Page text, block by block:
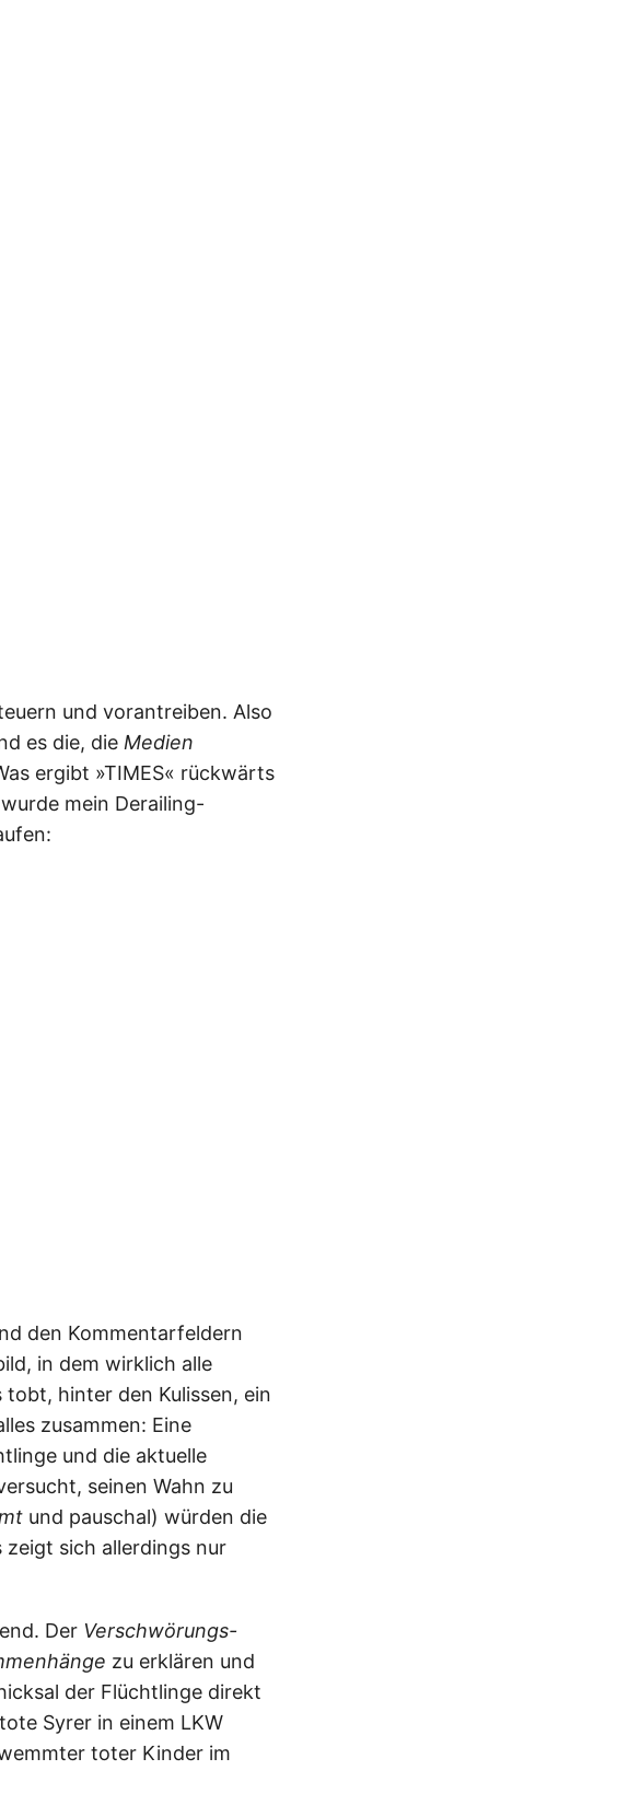
und vorantreiben. Also
es die, die Medien
ergibt »TIMES« rückwärts
mein Derailing-
den Kommentarfeldern
in dem wirklich alle
hinter den Kulissen, ein
zusammen: Eine
und die aktuelle
seinen Wahn zu
und pauschal) würden die
zeigt sich allerdings nur
Der Verschwörungs-
zu erklären und
der Flüchtlinge direkt
Syrer in einem LKW
toter Kinder im